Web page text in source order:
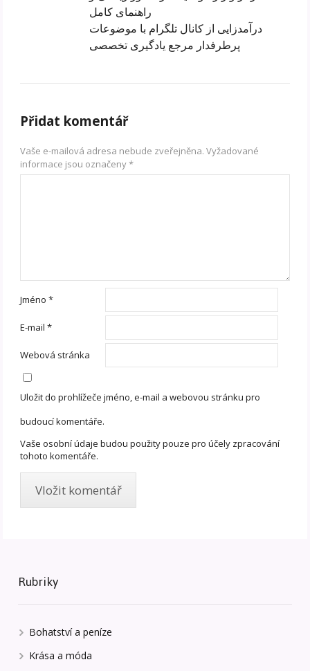
راهنمای کامل
درآمدزایی از کانال تلگرام با موضوعات
پرطرفدار مرجع یادگیری تخصصی
Přidat komentář
Vaše e-mailová adresa nebude zveřejněna. Vyžadované
informace jsou označeny*
Jméno*
E-mail*
Webová stránka
Uložit do prohlížeče jméno, e-mail a webovou stránku pro
budoucí komentáře.
Vaše osobní údaje budou použity pouze pro účely zpracování
tohoto komentáře.
Rubriky
Bohatství a peníze
Krása a móda